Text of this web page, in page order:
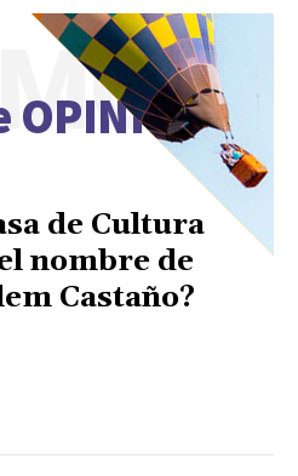
OPINIÓN
de Cultura
nombre de
Castaño?